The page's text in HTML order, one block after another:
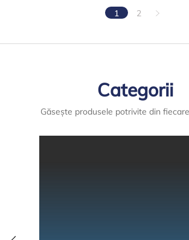
1 2
Categorii
Găsește produsele potrivite din